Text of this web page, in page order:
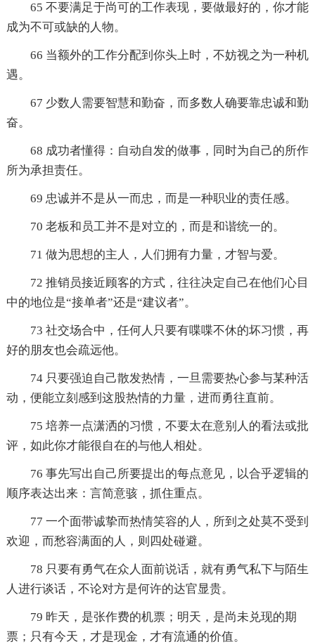
65 不要满足于尚可的工作表现，要做最好的，你才能
成为不可或缺的人物。
66 当额外的工作分配到你头上时，不妨视之为一种机
遇。
67 少数人需要智慧和勤奋，而多数人确要靠忠诚和勤
奋。
68 成功者懂得：自动自发的做事，同时为自己的所作
所为承担责任。
69 忠诚并不是从一而忠，而是一种职业的责任感。
70 老板和员工并不是对立的，而是和谐统一的。
71 做为思想的主人，人们拥有力量，才智与爱。
72 推销员接近顾客的方式，往往决定自己在他们心目
中的地位是“接单者”还是“建议者”。
73 社交场合中，任何人只要有喋喋不休的坏习惯，再
好的朋友也会疏远他。
74 只要强迫自己散发热情，一旦需要热心参与某种活
动，便能立刻感到这股热情的力量，进而勇往直前。
75 培养一点潇洒的习惯，不要太在意别人的看法或批
评，如此你才能很自在的与他人相处。
76 事先写出自己所要提出的每点意见，以合乎逻辑的
顺序表达出来：言简意骇，抓住重点。
77 一个面带诚挚而热情笑容的人，所到之处莫不受到
欢迎，而愁容满面的人，则四处碰避。
78 只要有勇气在众人面前说话，就有勇气私下与陌生
人进行谈话，不论对方是何许的达官显贵。
79 昨天，是张作费的机票；明天，是尚未兑现的期
票；只有今天，才是现金，才有流通的价值。